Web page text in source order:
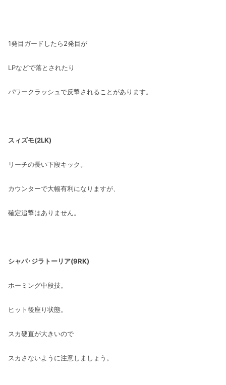
1発目ガードしたら2発目が
LPなどで落とされたり
パワークラッシュで反撃されることがあります。
スィズモ(2LK)
リーチの長い下段キック。
カウンターで大幅有利になりますが、
確定追撃はありません。
シャパ･ジラトーリア(9RK)
ホーミング中段技。
ヒット後座り状態。
スカ硬直が大きいので
スカさないように注意しましょう。